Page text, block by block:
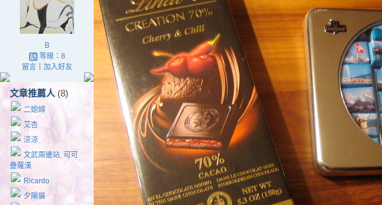
B
等級：8
留言｜ 加入好友
文章推薦人 (8)
二媳婦
艾杏
涼涼
文武兩邊站, 可可
疊羅漢
Ricardo
夕陽貓